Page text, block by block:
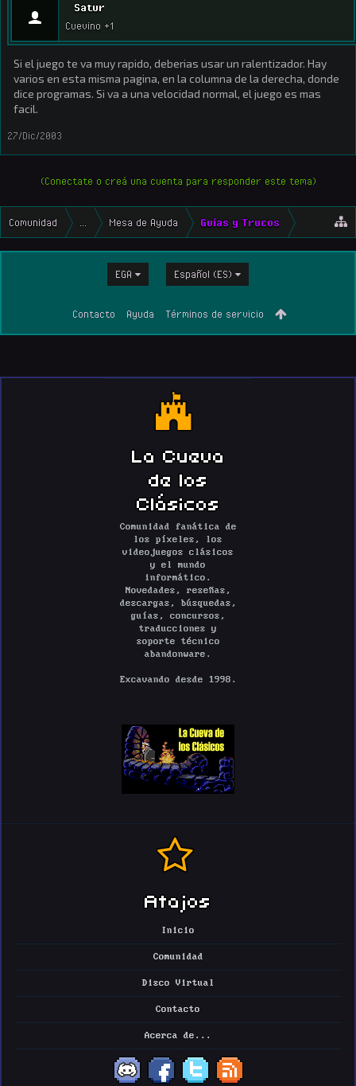
Satur
Cuevino +1
Si el juego te va muy rapido, deberias usar un ralentizador. Hay
varios en esta misma pagina, en la columna de la derecha, donde
dice programas. Si va a una velocidad normal, el juego es mas
facil.
27/Dic/2003
(Conectate o creá una cuenta para responder este tema)
Comunidad Mesa de Ayuda Guías y Trucos
EGA Español (ES)
Contacto Ayuda Términos de servicio
La Cueva
de los
Clásicos
Comunidad fanática de
los píxeles, los
videojuegos clásicos
y el mundo
informático.
Novedades, reseñas,
descargas, búsquedas,
guías, concursos,
traducciones y
soporte técnico
abandonware.
Excavando desde 1998.
Atajos
Inicio
Comunidad
Disco Virtual
Contacto
Acerca de...